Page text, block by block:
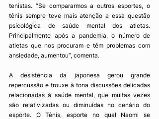
tenistas. “Se compararmos a outros esportes, o
tênis sempre teve mais atenção a essa questão
psicológica de saúde mental dos atletas.
Principalmente após a pandemia, o número de
atletas que nos procuram e têm problemas com
ansiedade, aumentou”, comenta.
A desistência da japonesa gerou grande
repercussão e trouxe à tona discussões delicadas
relacionadas à saúde mental, que muitas vezes
são relativizadas ou diminuídas no cenário do
esporte. O Tênis, esporte no qual Naomi se